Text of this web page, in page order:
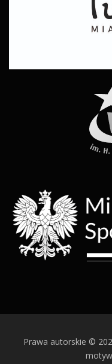
Prawa autorskie ©